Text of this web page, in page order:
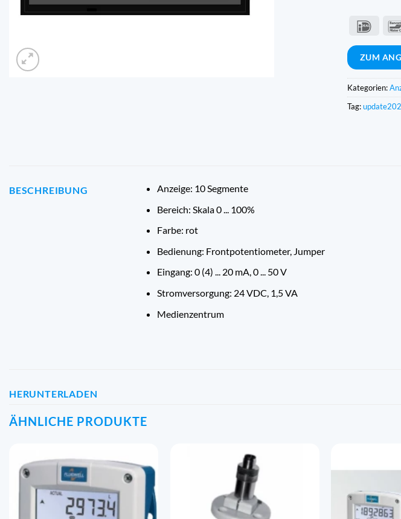
IDeal
ZUM
Kategorien:
Tag:
BESCHREIBUNG
Anzeige: 10 Segmente
Bereich: Skala 0 ... 100%
Farbe: rot
Bedienung: Frontpotentiometer, Jumper
Eingang: 0 (4) ... 20 mA, 0 ... 50 V
Stromversorgung: 24 VDC, 1,5 VA
Medienzentrum
HERUNTERLADEN
ÄHNLICHE PRODUKTE